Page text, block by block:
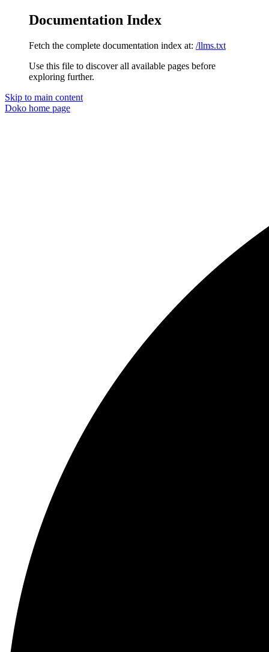
Documentation Index
Fetch the complete documentation index at: /llms.txt
Use this file to discover all available pages before
exploring further.
Skip to main content
Doko home page